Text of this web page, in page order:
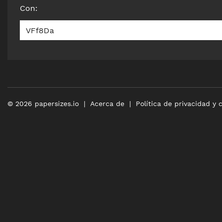
Con:
VFf8Da
© 2026 papersizes.io Acerca de Política de privacidad y